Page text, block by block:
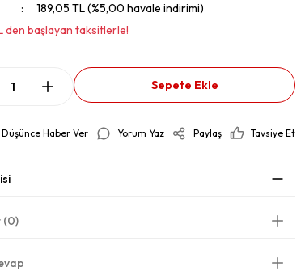
189,05 TL (%5,00 havale indirimi)
den başlayan taksitlerle!
Sepete Ekle
Düşünce Haber Ver Yorum Yaz Paylaş Tavsiye Et
(0)